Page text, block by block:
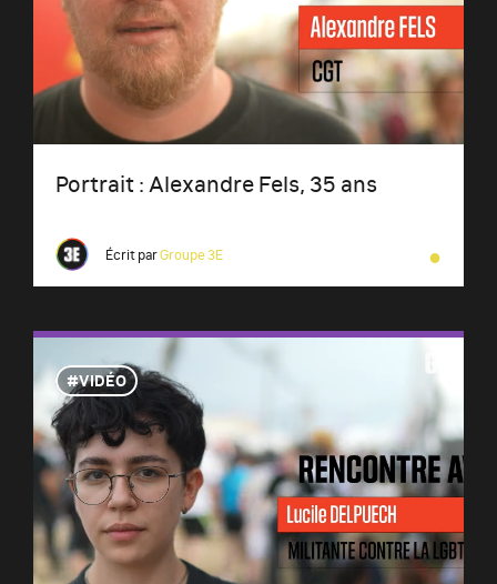
Portrait : Alexandre Fels, 35 ans
Écrit parGroupe 3E ●
VIDÉO